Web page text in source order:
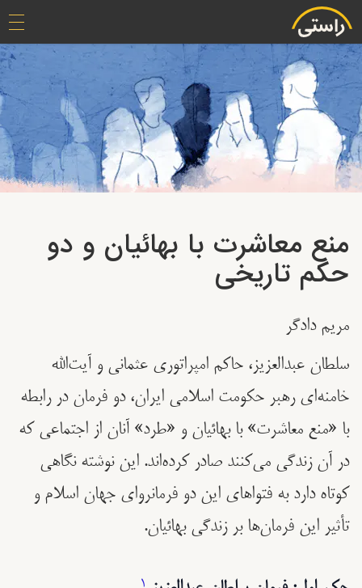
منع معاشرت با بهائیان و دو
حکم تاریخی
مریم دادگر
سلطان عبدالعزيز، حاکم امپراتوری عثمانی و آیت‌الله
خامنه‌ای رهبر حکومت اسلامی ایران، دو فرمان در رابطه
با «منع معاشرت» با بهائیان و «طرد» آنان از اجتماعی که
در آن زندگی می‌کنند‌ صادر کرده‌اند. این نوشته نگاهی
کوتاه دارد به فتواهای این دو فرمانروای جهان اسلام و
تأثیر این فرمان‌ها بر زندگی بهائیان.
1